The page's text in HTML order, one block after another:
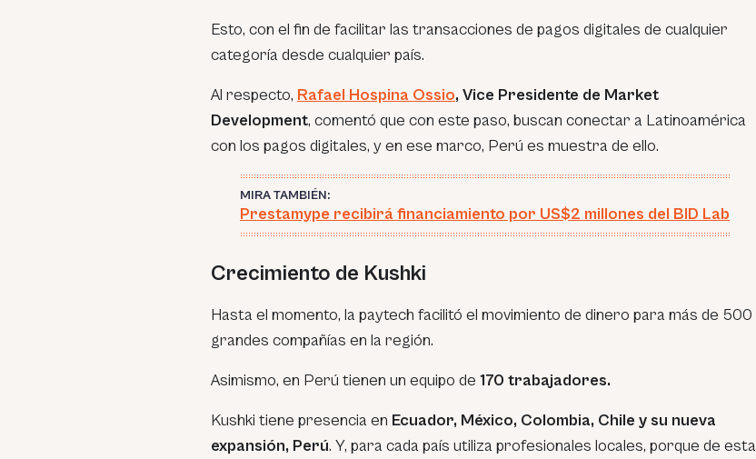
Esto, con el fin de facilitar las transacciones de pagos digitales de cualquier
categoría desde cualquier país.
Al respecto, Rafael Hospina Ossio, Vice Presidente de Market
Development, comentó que con este paso, buscan conectar a Latinoamérica
con los pagos digitales, y en ese marco, Perú es muestra de ello.
MIRA TAMBIÉN:
Prestamype recibirá financiamiento por US$2 millones del BID Lab
Crecimiento de Kushki
Hasta el momento, la paytech facilitó el movimiento de dinero para más de 500
grandes compañías en la región.
Asimismo, en Perú tienen un equipo de 170 trabajadores.
Kushki tiene presencia en Ecuador, México, Colombia, Chile y su nueva
expansión, Perú. Y, para cada país utiliza profesionales locales, porque de esta